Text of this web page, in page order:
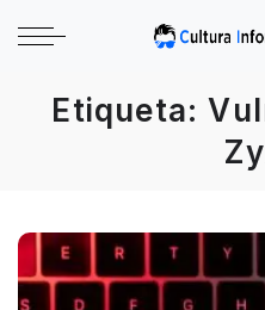
Etiqueta: